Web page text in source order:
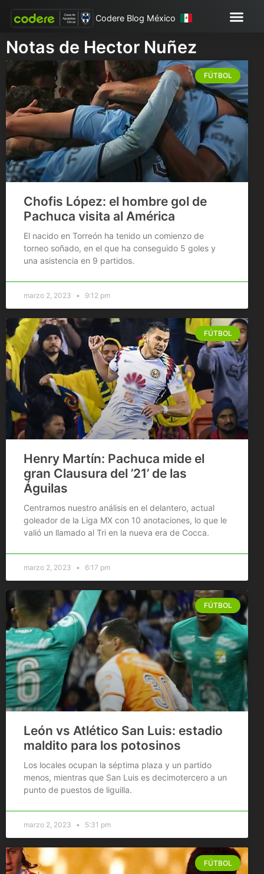
Codere Blog México
Notas de Hector Nuñez
FÚTBOL
Chofis López: el hombre gol de
Pachuca visita al América
El nacido en Torreón ha tenido un comienzo de
torneo soñado, en el que ha conseguido 5 goles y
una asistencia en 9 partidos.
marzo 2, 2023 9:12 pm
FÚTBOL
Henry Martín: Pachuca mide el
gran Clausura del ’21’ de las
Águilas
Centramos nuestro análisis en el delantero, actual
goleador de la Liga MX con 10 anotaciones, lo que le
valió un llamado al Tri en la nueva era de Cocca.
marzo 2, 2023 6:17 pm
FÚTBOL
León vs Atlético San Luis: estadio
maldito para los potosinos
Los locales ocupan la séptima plaza y un partido
menos, mientras que San Luis es decimotercero a un
punto de puestos de liguilla.
marzo 2, 2023 5:31 pm
FÚTBOL